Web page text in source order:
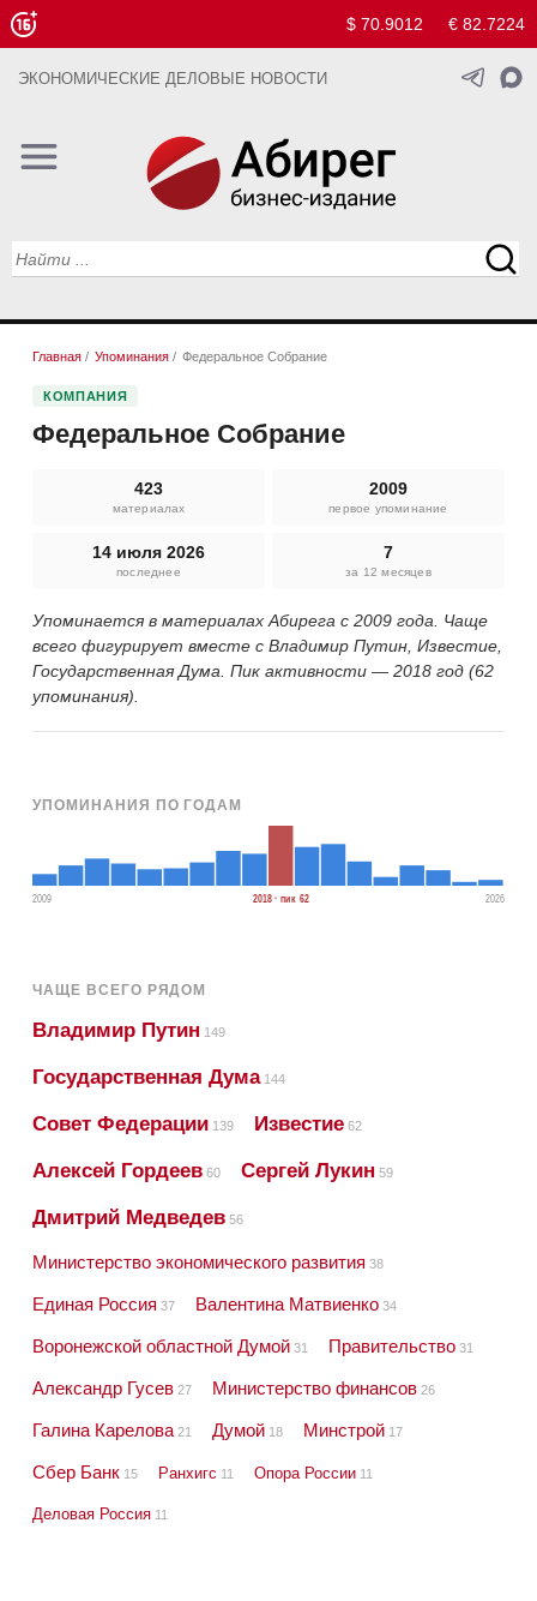
$ 70.9012 € 82.7224
ЭКОНОМИЧЕСКИЕ ДЕЛОВЫЕ НОВОСТИ
Главная / Упоминания / Федеральное Собрание
КОМПАНИЯ
Федеральное Собрание
423
материалах
2009
первое упоминание
14 июля 2026
последнее
7
за 12 месяцев
Упоминается в материалах Абирега с 2009 года. Чаще
всего фигурирует вместе с Владимир Путин, Известие,
Государственная Дума. Пик активности — 2018 год (62
упоминания).
УПОМИНАНИЯ ПО ГОДАМ
2009 2018 · пик 62 2026
ЧАЩЕ ВСЕГО РЯДОМ
Владимир Путин 149
Государственная Дума144
Совет Федерации 139 Известие 62
Алексей Гордеев 60 Сергей Лукин 59
Дмитрий Медведев 56
Министерство экономического развития 38
Единая Россия 37 Валентина Матвиенко 34
Воронежской областной Думой 31 Правительство 31
Александр Гусев 27 Министерство финансов 26
Галина Карелова 21 Думой 18 Минстрой 17
Сбер Банк 15 Ранхигс 11 Опора России 11
Деловая Россия 11